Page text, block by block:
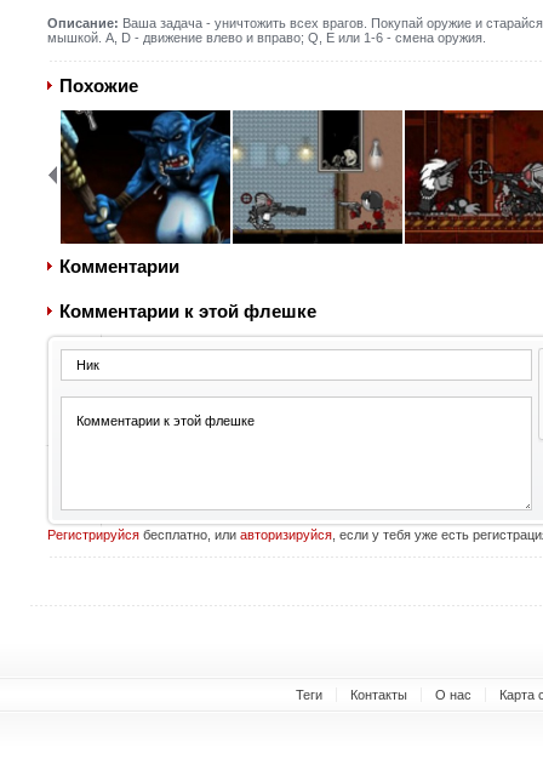
Описание: Ваша задача - уничтожить всех врагов. Покупай оружие и
мышкой. A, D - движение влево и вправо; Q, E или 1-6 - смена оружия.
Похожие
Комментарии
Комментарии к этой флешке
Регистрируйсябесплатно, или авторизируйся, если у тебя уже есть
Теги Контакты О нас Карта